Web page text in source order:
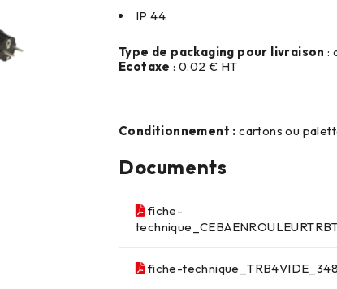
IP 44.
Type de packaging pour livraison:
Ecotaxe : 0.02 € HT
Conditionnement : cartons ou
Documents
fiche-
fiche-technique_TRB4VIDE_348